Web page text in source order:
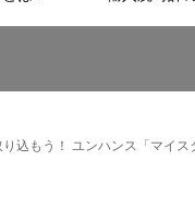
込もう！ ユンハンス「マイス